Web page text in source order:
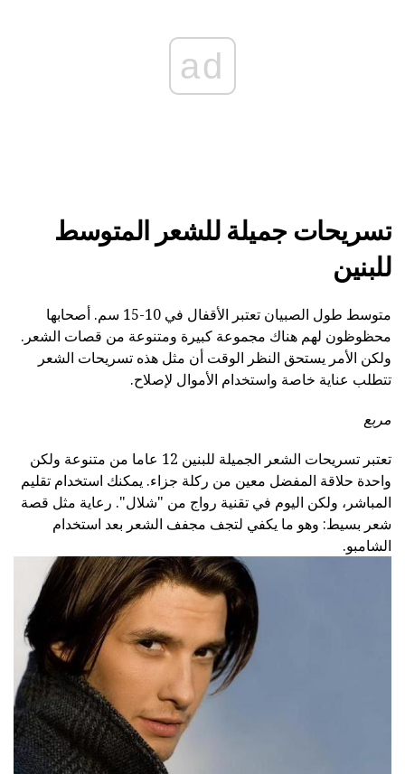
ad
تسريحات جميلة للشعر المتوسط
للبنين
متوسط طول الصبيان تعتبر الأقفال في 10-15 سم. أصحابها
محظوظون لهم هناك مجموعة كبيرة ومتنوعة من قصات الشعر.
ولكن الأمر يستحق النظر الوقت أن مثل هذه تسريحات الشعر
تتطلب عناية خاصة واستخدام الأموال لإصلاح.
مربع
تعتبر تسريحات الشعر الجميلة للبنين 12 عاما من متنوعة ولكن
واحدة حلاقة المفضل معين من ركلة جزاء. يمكنك استخدام تقليم
المباشر، ولكن اليوم في تقنية رواج من "شلال". رعاية مثل قصة
شعر بسيط: وهو ما يكفي لتجف مجفف الشعر بعد استخدام
الشامبو.